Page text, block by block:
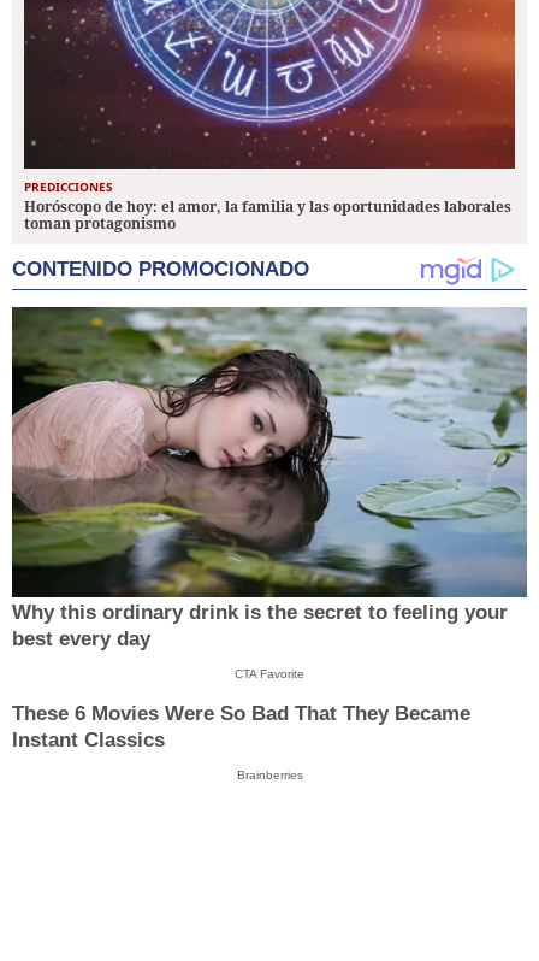
PREDICCIONES
Horóscopo de hoy: el amor, la familia y las oportunidades laborales
toman protagonismo
CONTENIDO PROMOCIONADO
Why this ordinary drink is the secret to feeling your
best every day
CTA Favorite
These 6 Movies Were So Bad That They Became
Instant Classics
Brainberries